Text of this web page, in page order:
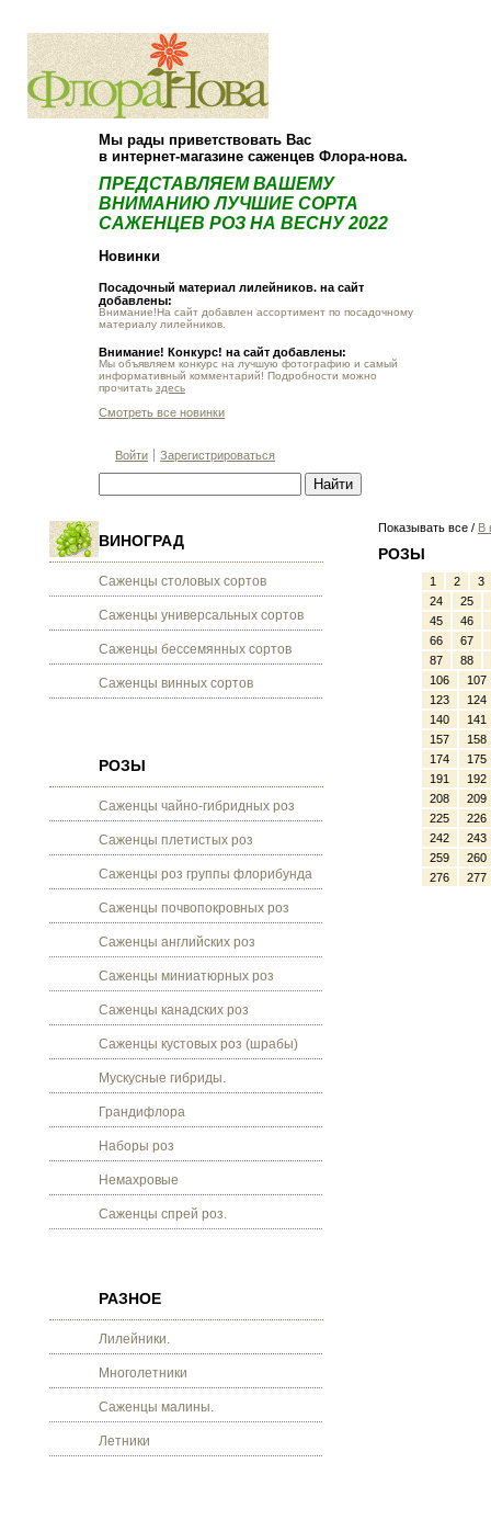
Мы рады приветствовать Вас
в интернет-магазине саженцев Флора-нова.
ПРЕДСТАВЛЯЕМ ВАШЕМУ
ВНИМАНИЮ ЛУЧШИЕ СОРТА
САЖЕНЦЕВ РОЗ НА ВЕСНУ 2022
Новинки
Посадочный материал лилейников. на сайт
добавлены:
Внимание!На сайт добавлен ассортимент по посадочному
материалу лилейников.
Внимание! Конкурс! на сайт добавлены:
Мы объявляем конкурс на лучшую фотографию и самый
информативный комментарий! Подробности можно
прочитать здесь
Смотреть все новинки
Войти Зарегистрироваться
ВИНОГРАД
Саженцы столовых сортов
Саженцы универсальных сортов
Саженцы бессемянных сортов
Саженцы винных сортов
РОЗЫ
Саженцы чайно-гибридных роз
Саженцы плетистых роз
Саженцы роз группы флорибунда
Саженцы почвопокровных роз
Саженцы английских роз
Саженцы миниатюрных роз
Саженцы канадских роз
Саженцы кустовых роз (шрабы)
Мускусные гибриды.
Грандифлора
Наборы роз
Немахровые
Саженцы спрей роз.
РАЗНОЕ
Лилейники.
Многолетники
Саженцы малины.
Летники
Показывать все / В
РОЗЫ
1 2
3
24
25
45
46
66
67
87
88
106
107
123
124
140
141
157
158
174
175
191
192
208
209
225
226
242
243
259
260
276
277